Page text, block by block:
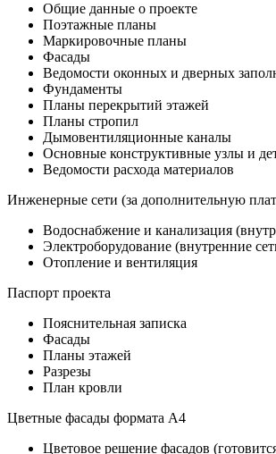
Общие данные о проекте
Поэтажные планы
Маркировочные планы
Фасады
Ведомости оконных и дверных
Фундаменты
Планы перекрытий этажей
Планы стропил
Дымовентиляционные каналы
Основные конструктивные узлы и
Ведомости расхода материалов
Инженерные сети (за дополнительную
Водоснабжение и канализация
Электроборудование (внутренние
Отопление и вентиляция
Паспорт проекта
Пояснительная записка
Фасады
Планы этажей
Разрезы
План кровли
Цветные фасады формата А4
Цветовое решение фасадов